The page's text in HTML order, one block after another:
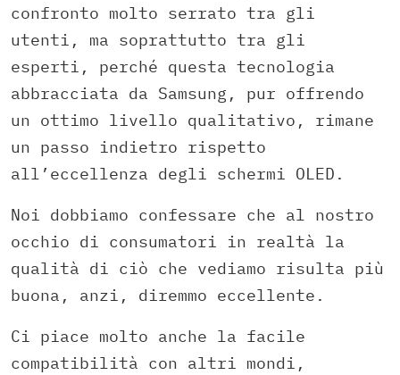
confronto molto serrato tra gli
utenti, ma soprattutto tra gli
esperti, perché questa tecnologia
abbracciata da Samsung, pur offrendo
un ottimo livello qualitativo, rimane
un passo indietro rispetto
all’eccellenza degli schermi OLED.
Noi dobbiamo confessare che al nostro
occhio di consumatori in realtà la
qualità di ciò che vediamo risulta più
buona, anzi, diremmo eccellente.
Ci piace molto anche la facile
compatibilità con altri mondi,